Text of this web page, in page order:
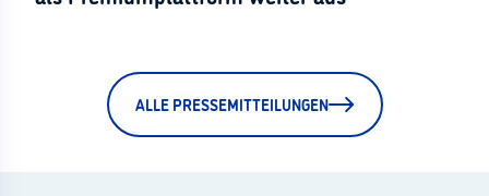
ALLE PRESSEMITTEILUNGEN